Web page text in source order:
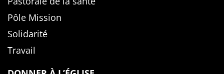
Pôle Mission
Solidarité
Travail